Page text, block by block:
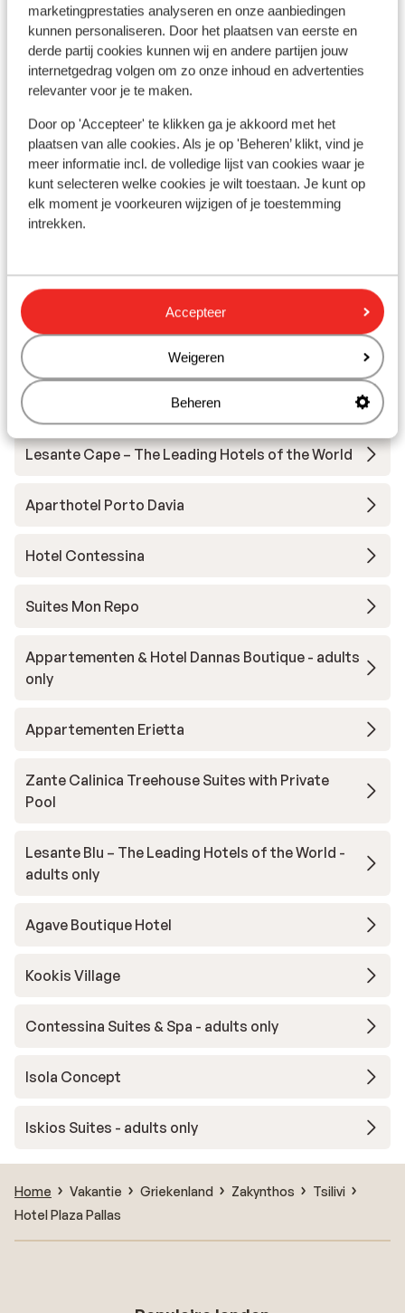
marketingprestaties analyseren en onze aanbiedingen
kunnen personaliseren. Door het plaatsen van eerste en
derde partij cookies kunnen wij en andere partijen jouw
internetgedrag volgen om zo onze inhoud en advertenties
relevanter voor je te maken.
Door op 'Accepteer' te klikken ga je akkoord met het
plaatsen van alle cookies. Als je op 'Beheren’ klikt, vind je
meer informatie incl. de volledige lijst van cookies waar je
kunt selecteren welke cookies je wilt toestaan. Je kunt op
elk moment je voorkeuren wijzigen of je toestemming
intrekken.
Accepteer
Weigeren
Beheren
In de buurt
Strand: 250 m
In het centrum
Afstand tot luchthaven circa 8,5 kilometer
Bushalte: 50 m
Pinautomaat: 50 m
Winkels: 50 m
(Mini)supermarkt: 50 m
Restaurant: 50 m
Apotheek: 150 m
Andere accommodaties in Zakynthos
Avra Suites & Apartments
Mon Repo Secret Suites
Lesante Cape – The Leading Hotels of the World
Aparthotel Porto Davia
Hotel Contessina
Suites Mon Repo
Appartementen & Hotel Dannas Boutique - adults
only
Appartementen Erietta
Zante Calinica Treehouse Suites with Private
Pool
Lesante Blu – The Leading Hotels of the World -
adults only
Agave Boutique Hotel
Kookis Village
Contessina Suites & Spa - adults only
Isola Concept
Iskios Suites - adults only
Home Vakantie Griekenland Zakynthos
Tsilivi
Hotel Plaza Pallas